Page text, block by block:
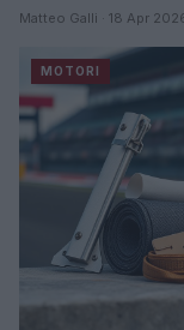
Matteo Galli · 18 Apr
MOTORI